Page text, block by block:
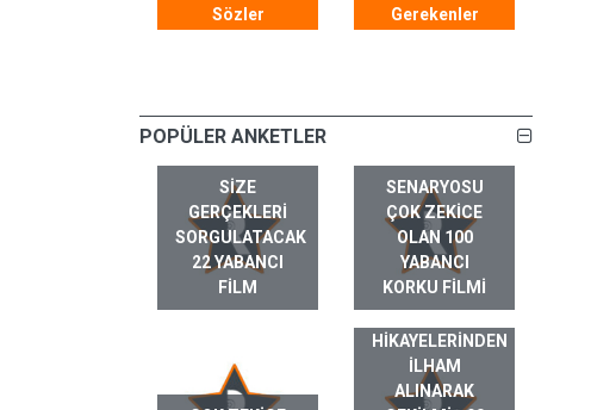
Sözler
Gerekenler
POPÜLER ANKETLER
SIZE
GERÇEKLERI
SORGULATACAK
22 YABANCI
FILM
SENARYOSU
ÇOK ZEKICE
OLAN 100
YABANCI
KORKU FILMI
GERÇEK HAYAT
HIKAYELERINDEN
ILHAM
ALINARAK